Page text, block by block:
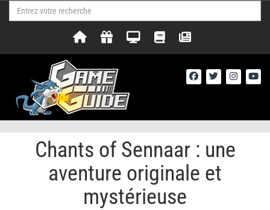
Chants of Sennaar : une
aventure originale et
mystérieuse